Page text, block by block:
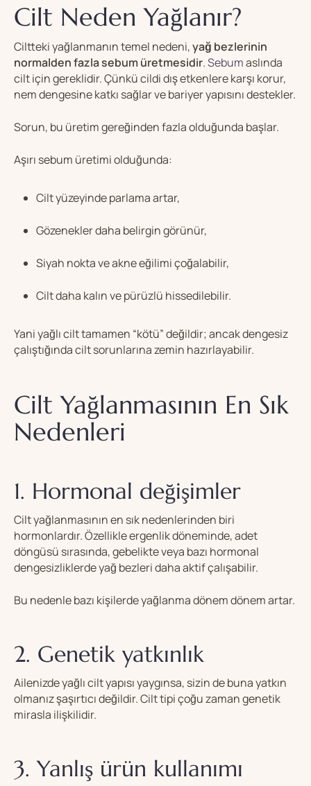
Cilt Neden Yağlanır?
Ciltteki yağlanmanın temel nedeni,yağ bezlerinin
normalden fazla sebum üretmesidir.Sebumaslında
cilt için gereklidir. Çünkü cildi dış etkenlere karşı korur,
nem dengesine katkı sağlar ve bariyer yapısını destekler.
Sorun, bu üretim gereğinden fazla olduğunda başlar.
Aşırı sebum üretimi olduğunda:
Cilt yüzeyinde parlama artar,
Gözenekler daha belirgin görünür,
Siyah nokta ve akne eğilimi çoğalabilir,
Cilt daha kalın ve pürüzlü hissedilebilir.
Yani yağlı cilt tamamen “kötü” değildir; ancak dengesiz
çalıştığında cilt sorunlarına zemin hazırlayabilir.
Cilt Yağlanmasının En Sık
Nedenleri
1. Hormonal değişimler
Cilt yağlanmasının en sık nedenlerinden biri
hormonlardır. Özellikle ergenlik döneminde, adet
döngüsü sırasında, gebelikte veya bazı hormonal
dengesizliklerde yağ bezleri daha aktif çalışabilir.
Bu nedenle bazı kişilerde yağlanma dönem dönem artar.
2. Genetik yatkınlık
Ailenizde yağlı cilt yapısı yaygınsa, sizin de buna yatkın
olmanız şaşırtıcı değildir. Cilt tipi çoğu zaman genetik
mirasla ilişkilidir.
3. Yanlış ürün kullanımı